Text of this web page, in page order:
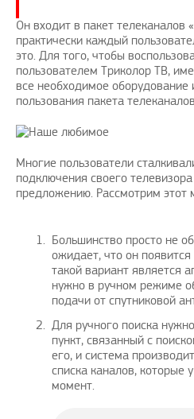
Он входит в пакет телеканалов
практически каждый
это. Для того, чтобы
пользователем Триколор ТВ,
все необходимое
пользования пакета
Многие пользователи
подключения своего
предложению. Рассмотрим этот
Большинство просто не
ожидает, что он
такой вариант является
нужно в ручном режиме
подачи от спутниковой
Для ручного поиска
пункт, связанный с
его, и система
списка каналов, которые
момент.